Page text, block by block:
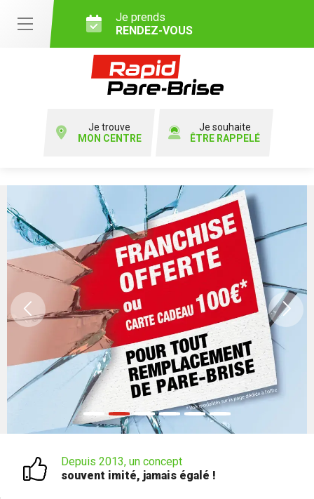
Je prends
RENDEZ-VOUS
Je trouve
MON CENTRE
Je souhaite
ÊTRE RAPPELÉ
Previous
Depuis 2013, un concept
souvent imité, jamais égalé !